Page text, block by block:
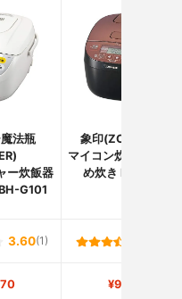
法瓶
ー炊飯器
G101
象印(ZOJIRUSHI)
マイコン炊飯ジャー 極
め炊き NL-BC05
3.60(1)
¥9,277